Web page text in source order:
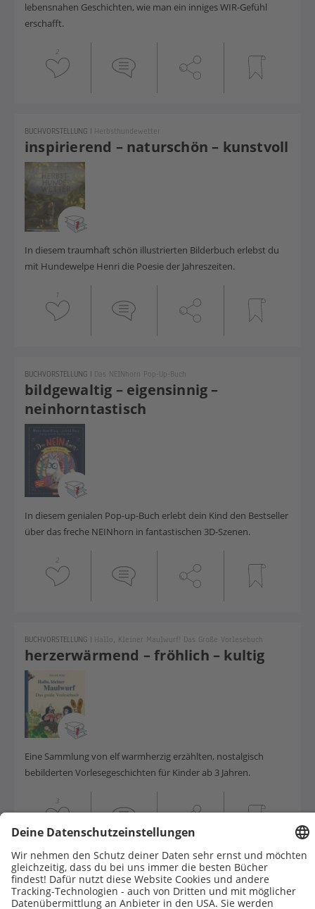
lebensnahen Geschichten, wie man ein inniges WIR-Gefühl
erschafft.
2
inspirierend – naturschön – kunstvoll
BUCHVORSTELLUNG | Herbsthundewetter
In diesem traumhaft schön illustrierten Bilderbuch erlebst du
mit Hundewelpe Henri die Poesie der Jahreszeiten.
1
bildgewaltig – eigensinnig –
neinhorntastisch
BUCHVORSTELLUNG | Das NEINhorn Pop-Up-Buch
In diesem genialen Pop-up-Buch erlebt dein Kind den Bestseller
über das freche NEINhorn in fantastischen 3D-Szenen.
2
herzerwärmend – fröhlich – kultig
BUCHVORSTELLUNG | Hallo, Kleiner Maulwurf! Das Große Vorlesebuch
Eine Sammlung von elf warmherzig erzählten, nostalgisch
bebilderten Vorlesegeschichten für Kinder ab 3 Jahren.
3
katzenstark – zauberhaft –
BUCHVORSTELLUNG| Gabby's Dollhouse: Miau-Tastische Vorlesegeschichten